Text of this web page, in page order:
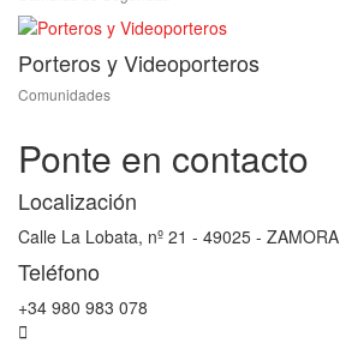
Porteros y Videoporteros
Comunidades
Ponte en contacto
Localización
Calle La Lobata, nº 21 - 49025 - ZAMORA
Teléfono
+34 980 983 078